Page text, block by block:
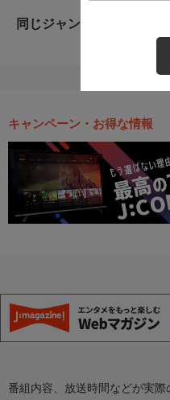
同じジャンルのおすすめ番
キャンペーン・お得な情報
番組内容、放送時間などが実